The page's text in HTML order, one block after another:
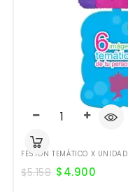
FESTÓN TEMÁTICO X UNIDAD
$5.158 $4.900